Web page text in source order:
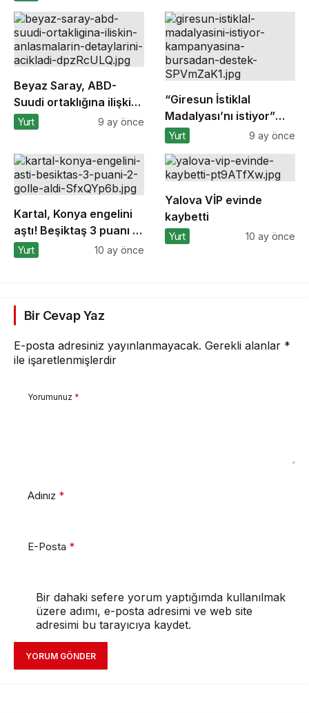
Beyaz Saray, ABD-
Suudi ortaklığına ilişkin
anlaşmaların
Yurt 9 ay önce
“Giresun İstiklal
Madalyası’nı istiyor”
kampanyasına
Yurt 9 ay önce
Kartal, Konya engelini
aştı! Beşiktaş 3 puanı 2
golle aldı
Yurt 10 ay önce
Yalova VİP evinde
kaybetti
Yurt 10 ay önce
Bir Cevap Yaz
E-posta adresiniz yayınlanmayacak. Gerekli alanlar *
ile işaretlenmişlerdir
Yorumunuz *
Adınız *
E-Posta *
Bir dahaki sefere yorum yaptığımda kullanılmak
üzere adımı, e-posta adresimi ve web site
adresimi bu tarayıcıya kaydet.
YORUM GÖNDER